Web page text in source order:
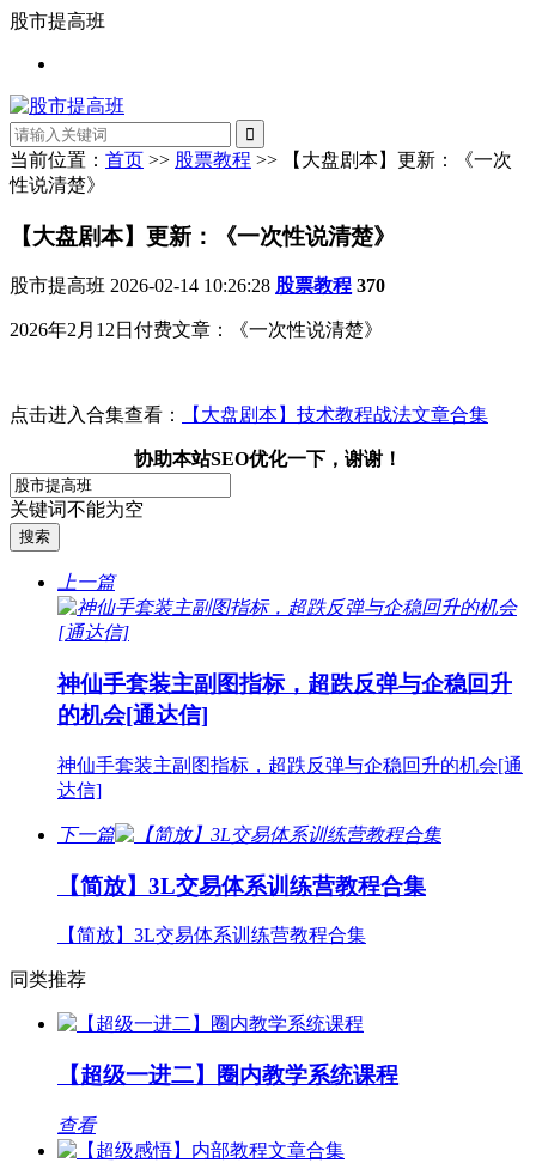
股市提高班
当前位置： 首页 >> 股票教程 >> 【大盘剧本】更新：《一次
性说清楚》
【大盘剧本】更新：《一次性说清楚》
股市提高班 2026-02-14 10:26:28 股票教程 370
2026年2月12日付费文章：《一次性说清楚》
点击进入合集查看： 【大盘剧本】技术教程战法文章合集
协助本站SEO优化一下，谢谢！
关键词不能为空
上一篇
神仙手套装主副图指标，超跌反弹与企稳回升
的机会[通达信]
神仙手套装主副图指标，超跌反弹与企稳回升的机会[通
达信]
下一篇
【简放】3L交易体系训练营教程合集
【简放】3L交易体系训练营教程合集
同类推荐
【超级一进二】圈内教学系统课程
查看